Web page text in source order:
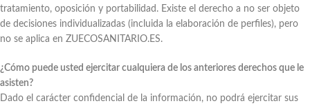
tratamiento, oposición y portabilidad. Existe el derecho a no ser objeto
de decisiones individualizadas (incluida la elaboración de perfiles), pero
no se aplica en ZUECOSANITARIO.ES.
¿Cómo puede usted ejercitar cualquiera de los anteriores derechos que le
asisten?
Dado el carácter confidencial de la información, no podrá ejercitar sus